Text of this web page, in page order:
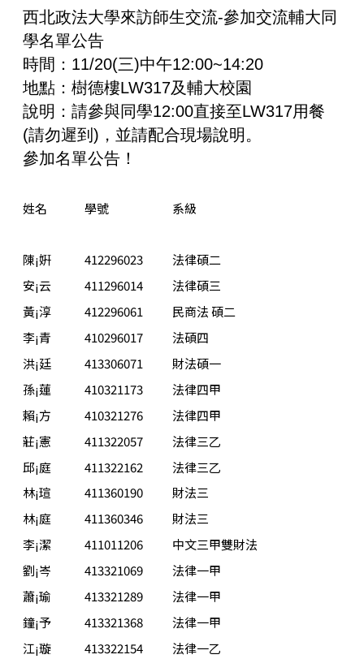
西北政法大學來訪師生交流-參加交流輔大同
學名單公告
時間：11/20(三)中午12:00~14:20
地點：樹德樓LW317及輔大校園
說明：請參與同學12:00直接至LW317用餐
(請勿遲到)，並請配合現場說明。
參加名單公告！
姓名 學號 系級
陳¡姸 412296023
法律碩二
安¡云
411296014
法律碩三
黃¡淳
412296061
民商法 碩二
李¡青
410296017
法碩四
洪¡廷
413306071
財法碩一
孫¡蓮
410321173
法律四甲
賴¡方
410321276
法律四甲
莊¡憲
411322057
法律三乙
邱¡庭
411322162
法律三乙
林¡瑄
411360190
財法三
林¡庭
411360346
財法三
李¡潔
411011206
中文三甲雙財法
劉¡岑
413321069
法律一甲
蕭¡瑜
413321289
法律一甲
鐘¡予
413321368
法律一甲
江¡璇
413322154
法律一乙